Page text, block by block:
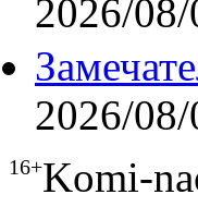
2026/
2026/
16+Komi-